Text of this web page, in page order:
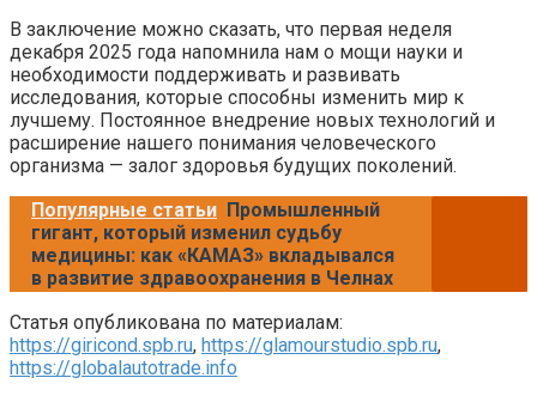
В заключение можно сказать, что первая неделя
декабря 2025 года напомнила нам о мощи науки и
необходимости поддерживать и развивать
исследования, которые способны изменить мир к
лучшему. Постоянное внедрение новых технологий и
расширение нашего понимания человеческого
организма — залог здоровья будущих поколений.
Популярные статьи Промышленный
гигант, который изменил судьбу
медицины: как «КАМАЗ» вкладывался
в развитие здравоохранения в Челнах
Статья опубликована по материалам:
https://giricond.spb.ru, https://glamourstudio.spb.ru,
https://globalautotrade.info